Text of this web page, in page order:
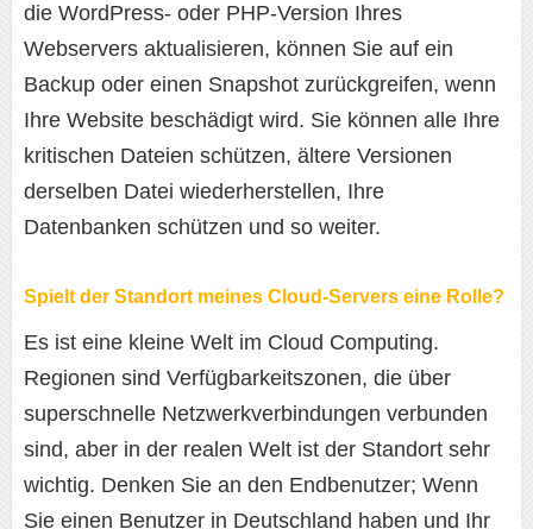
die WordPress- oder PHP-Version Ihres
Webservers aktualisieren, können Sie auf ein
Backup oder einen Snapshot zurückgreifen, wenn
Ihre Website beschädigt wird. Sie können alle Ihre
kritischen Dateien schützen, ältere Versionen
derselben Datei wiederherstellen, Ihre
Datenbanken schützen und so weiter.
Spielt der Standort meines Cloud-Servers eine Rolle?
Es ist eine kleine Welt im Cloud Computing.
Regionen sind Verfügbarkeitszonen, die über
superschnelle Netzwerkverbindungen verbunden
sind, aber in der realen Welt ist der Standort sehr
wichtig. Denken Sie an den Endbenutzer; Wenn
Sie einen Benutzer in Deutschland haben und Ihr